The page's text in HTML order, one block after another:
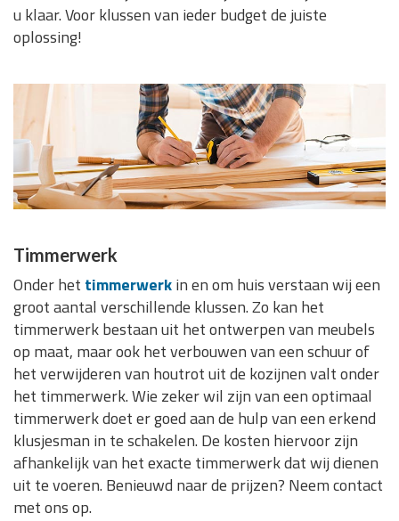
u klaar. Voor klussen van ieder budget de juiste
oplossing!
Timmerwerk
Onder het timmerwerkin en om huis verstaan wij een
groot aantal verschillende klussen. Zo kan het
timmerwerk bestaan uit het ontwerpen van meubels
op maat, maar ook het verbouwen van een schuur of
het verwijderen van houtrot uit de kozijnen valt onder
het timmerwerk. Wie zeker wil zijn van een optimaal
timmerwerk doet er goed aan de hulp van een erkend
klusjesman in te schakelen. De kosten hiervoor zijn
afhankelijk van het exacte timmerwerk dat wij dienen
uit te voeren. Benieuwd naar de prijzen? Neem contact
met ons op.